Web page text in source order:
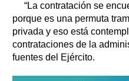
“La contratación se
porque es una permuta
privada y eso está
contrataciones de la
fuentes del Ejército.